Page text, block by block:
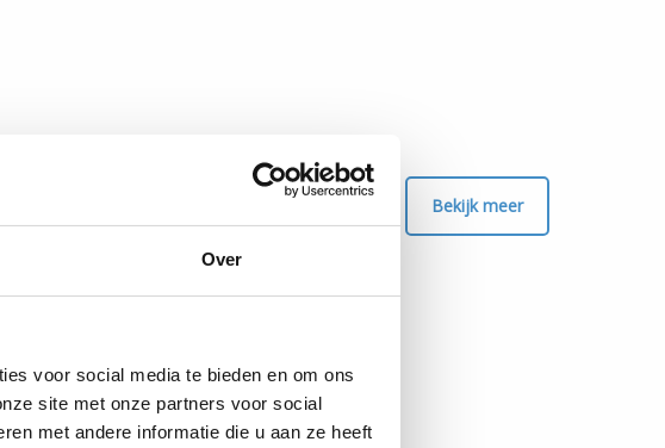
Over
voor social media te bieden en om ons
site met onze partners voor social
met andere informatie die u aan ze heeft
Bekijk meer